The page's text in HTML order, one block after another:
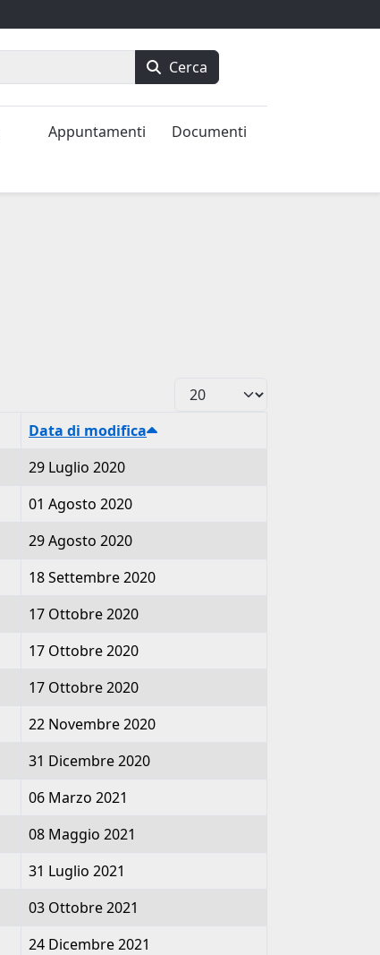
Cerca
Appuntamenti
Documenti
Visualizza #
Data di modifica
29 Luglio 2020
01 Agosto 2020
29 Agosto 2020
18 Settembre 2020
17 Ottobre 2020
17 Ottobre 2020
17 Ottobre 2020
22 Novembre 2020
31 Dicembre 2020
06 Marzo 2021
08 Maggio 2021
31 Luglio 2021
03 Ottobre 2021
24 Dicembre 2021